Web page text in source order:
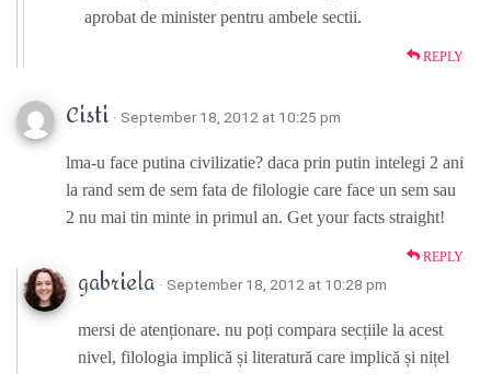
aprobat de minister pentru ambele sectii.
REPLY
Cisti · September 18, 2012 at 10:25 pm
lma-u face putina civilizatie? daca prin putin intelegi 2 ani
la rand sem de sem fata de filologie care face un sem sau
2 nu mai tin minte in primul an. Get your facts straight!
REPLY
gabriela · September 18, 2012 at 10:28 pm
mersi de atenționare. nu poți compara secțiile la acest
nivel, filologia implică și literatură care implică și nițel